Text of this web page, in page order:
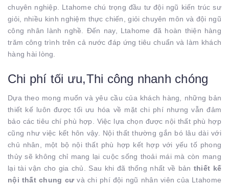
chuyên nghiệp. Ltahome chú trọng đầu tư đội ngũ kiến trúc sư
giỏi, nhiều kinh nghiệm thực chiến, giỏi chuyên môn và đội ngũ
công nhân lành nghề. Đến nay, Ltahome đã hoàn thiện hàng
trăm công trình trên cả nước đáp ứng tiêu chuẩn và làm khách
hàng hài lòng.
Chi phí tối ưu,Thi công nhanh chóng
Dựa theo mong muốn và yêu cầu của khách hàng, những bản
thiết kế luôn được tối ưu hóa về mặt chi phí nhưng vẫn đảm
bảo các tiêu chí phù hợp. Việc lựa chọn được nội thất phù hợp
cũng như việc kết hôn vậy. Nội thất thường gắn bó lâu dài với
chủ nhân, một bộ nội thất phù hợp kết hợp với yếu tố phong
thủy sẽ không chỉ mang lại cuộc sống thoải mái mà còn mang
lại tài vận cho gia chủ. Sau khi đã thống nhất về bản thiết kế
nội thất chung cư và chi phí đội ngũ nhân viên của Ltahome